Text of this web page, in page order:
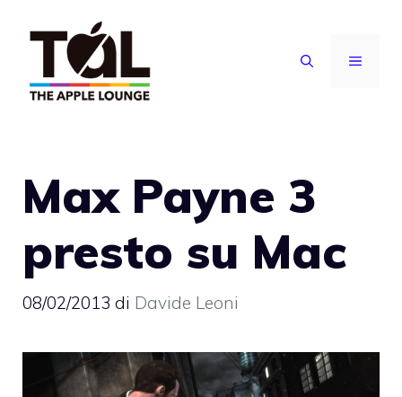
contenuto
MENU
Max Payne 3
presto su Mac
08/02/2013 di Davide Leoni